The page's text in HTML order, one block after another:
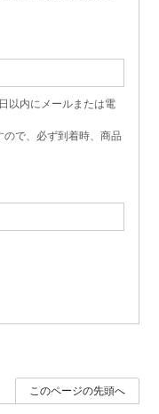
以内にメールまたは電
で、必ず到着時、商品
このページの先頭へ